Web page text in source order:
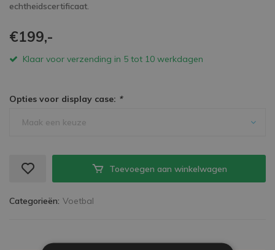
echtheidscertificaat.
€199,-
Klaar voor verzending in 5 tot 10 werkdagen
Opties voor display case: *
Maak een keuze
Toevoegen aan winkelwagen
Categorieën: Voetbal